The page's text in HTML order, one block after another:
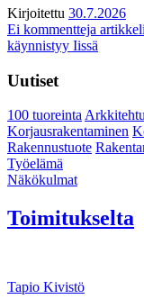
Kirjoitettu 30.7.2026
Ei kommentteja
käynnistyy Iissä
Uutiset
100 tuoreinta
Korjausrakentaminen
Rakennustuote
Työelämä
Näkökulmat
Toimitukselta
Tapio Kivistö